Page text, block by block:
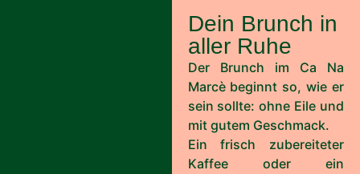
Dein Brunch in
aller Ruhe
Der Brunch im Ca Na
Marcè beginnt so, wie er
sein sollte: ohne Eile und
mit gutem Geschmack.
Ein frisch zubereiteter
Kaffee oder ein